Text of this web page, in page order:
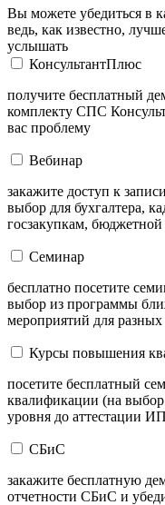
Вы можете убедиться в
ведь, как известно,
услышать
КонсультантПлюс
получите бесплатный
комплекту СПС
вас проблему
Вебинар
закажите доступ к
выбор для бухгалтера,
госзакупкам,
Семинар
бесплатно посетите
выбор из программы
мероприятий для
Курсы повышения
посетите бесплатный
квалификации (на
уровня до аттестации
СБиС
закажите бесплатную
отчетности СБиС и